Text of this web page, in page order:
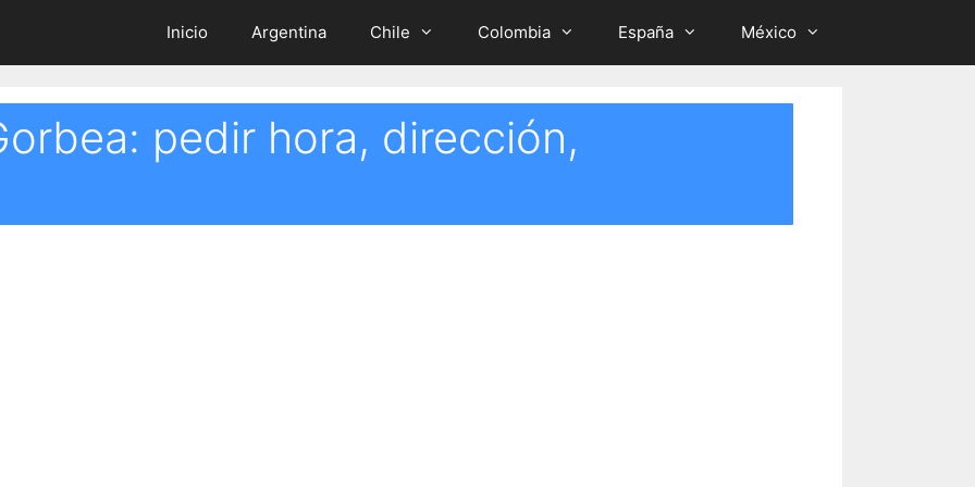
Inicio Argentina Chile Colombia España México
pedir hora, dirección,